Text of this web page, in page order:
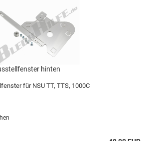
hinten
für NSU TT, TTS, 1000C